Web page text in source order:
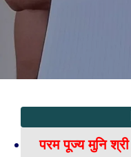
परम पूज्य मुनि श्री